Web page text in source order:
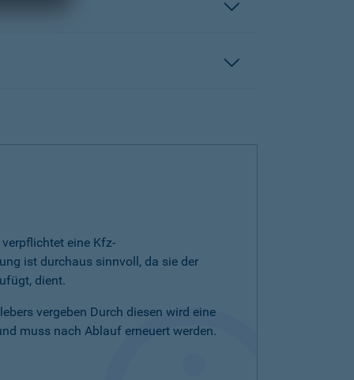
eine Kfz-
ist durchaus sinnvoll, da sie der
dient.
vergeben Durch diesen wird eine
muss nach Ablauf erneuert werden.